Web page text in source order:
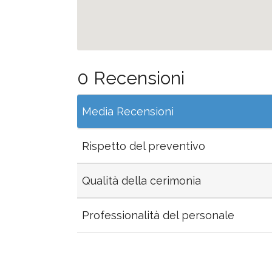
0 Recensioni
Media Recensioni
Rispetto del preventivo
Qualità della cerimonia
Professionalità del personale